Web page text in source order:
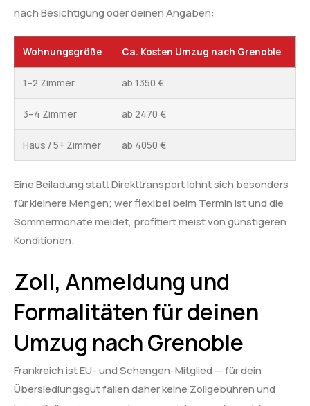
nach Besichtigung oder deinen Angaben:
Wohnungsgröße Ca. Kosten Umzug nach Grenoble
1–2 Zimmer ab 1350 €
3–4 Zimmer ab 2470 €
Haus / 5+ Zimmer ab 4050 €
Eine Beiladung statt Direkttransport lohnt sich besonders
für kleinere Mengen; wer flexibel beim Termin ist und die
Sommermonate meidet, profitiert meist von günstigeren
Konditionen.
Zoll, Anmeldung und
Formalitäten für deinen
Umzug nach Grenoble
Frankreich ist EU- und Schengen-Mitglied — für dein
Übersiedlungsgut fallen daher keine Zollgebühren und